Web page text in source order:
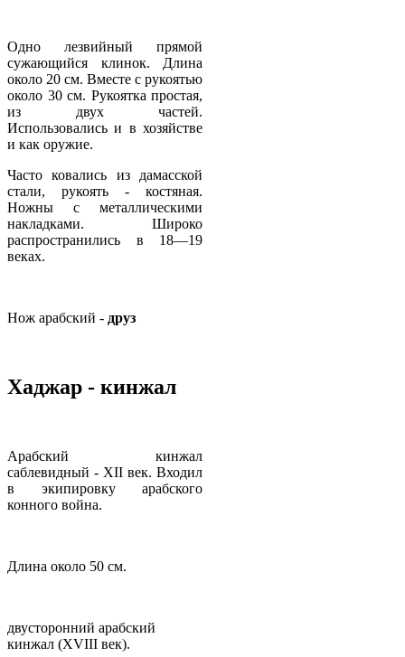
Одно лезвийный прямой
сужающийся клинок. Длина
около 20 см. Вместе с рукоятью
около 30 см. Рукоятка простая,
из двух частей.
Использовались и в хозяйстве
и как оружие.
Часто ковались из дамасской
стали, рукоять - костяная.
Ножны с металлическими
накладками. Широко
распространились в 18—19
веках.
Нож арабский - друз
Хаджар - кинжал
Арабский кинжал
саблевидный - ХII век. Входил
в экипировку арабского
конного война.
Длина около 50 см.
двусторонний арабский
кинжал (XVIII век).